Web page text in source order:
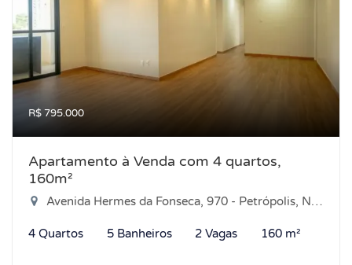
R$ 795.000
Apartamento à Venda com 4 quartos,
160m²
Avenida Hermes da Fonseca, 970 - Petrópolis, Natal-RN
4 Quartos 5 Banheiros 2 Vagas 160 m²